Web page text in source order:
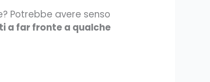
Potrebbe avere senso
a far fronte a qualche